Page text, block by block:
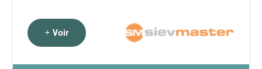
+ Voir